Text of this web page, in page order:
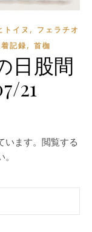
トイヌ , フェラチオ
記録, 首枷
日股間
21
います。閲覧する